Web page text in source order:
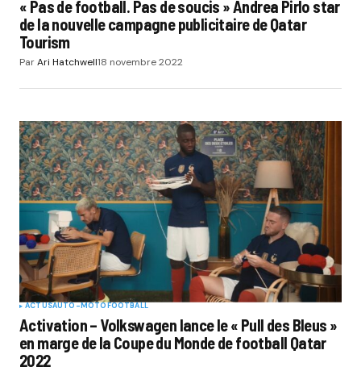
« Pas de football. Pas de soucis » Andrea Pirlo star
de la nouvelle campagne publicitaire de Qatar
Tourism
ParAri Hatchwell18 novembre 2022
ACTUSAUTO-MOTOFOOTBALL
Activation – Volkswagen lance le « Pull des Bleus »
en marge de la Coupe du Monde de football Qatar
2022